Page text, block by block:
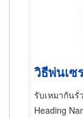
รับเหมากัน
Heading